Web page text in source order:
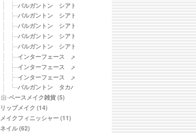
パルガントン シアトリカルパウダーＮ OB（オリジナルベージ
パルガントン シアトリカルパウダーＮ LB（ライトベージュ）
パルガントン シアトリカルパウダーＮ CW（クリアホワイト
パルガントン シアトリカルパウダーＮ OB（オリジナルベージ
パルガントン シアトリカルパウダーＮ LB（ライトベージュ）
インターフェース メイクアップＢパウダー ベビーホワイト
インターフェース メイクアップＢパウダー ベビールーセント
インターフェース メイクアップＢパウダー ベビーイエロー
パルガントン タカハナパウダー
ベースメイク雑貨 (5)
リップメイク (14)
メイクフィニッシャー (11)
ネイル (62)